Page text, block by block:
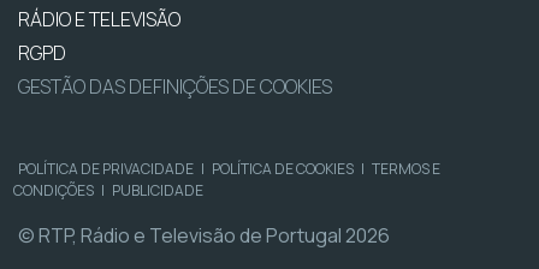
RÁDIO E TELEVISÃO
RGPD
GESTÃO DAS DEFINIÇÕES DE COOKIES
POLÍTICA DE PRIVACIDADE | POLÍTICA DE COOKIES | TERMOS E
CONDIÇÕES | PUBLICIDADE
© RTP, Rádio e Televisão de Portugal 2026